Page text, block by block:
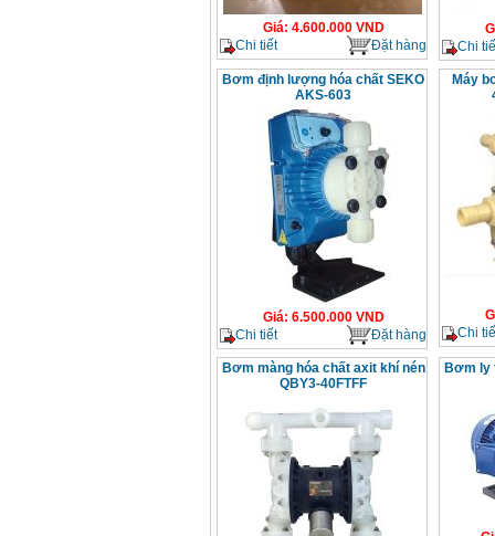
Giá: 4.600.000VND
Chi tiết
Đặt hàng
Chi
Bơm định lượng hóa chất SEKO
AKS-603
Giá: 6.500.000VND
Chi tiết
Đặt hàng
Máy
Chi
Bơm màng hóa chất axit khí nén
QBY3-40FTFF
Bơm ly